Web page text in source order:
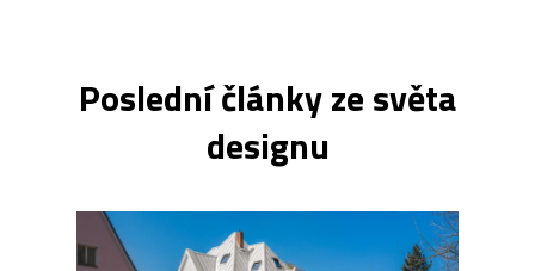
Poslední články ze světa
designu